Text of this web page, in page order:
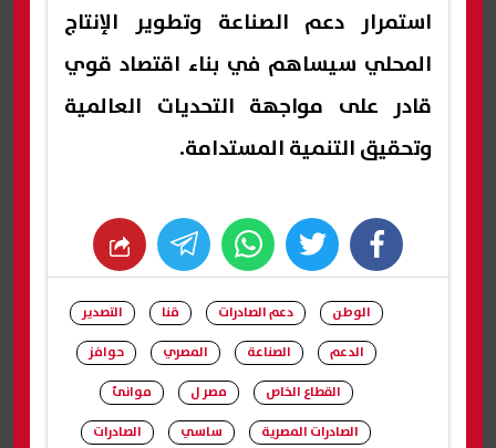
استمرار دعم الصناعة وتطوير الإنتاج
المحلي سيساهم في بناء اقتصاد قوي
قادر على مواجهة التحديات العالمية
وتحقيق التنمية المستدامة.
facebook
twitter
whats
الوطن دعم الصادرات قنا
التصدير
الدعم
الصناعة المصري
حوافز
القطاع الخاص
مصر ل
موانئ
الصادرات المصرية
ساسي
الصادرات